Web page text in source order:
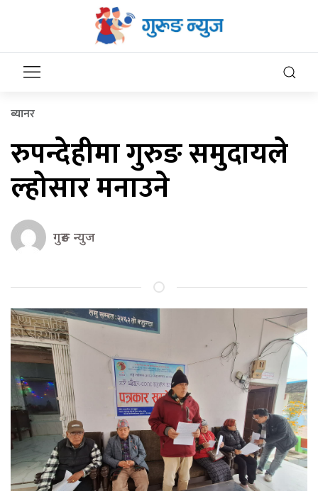
ब्यानर
रुपन्देहीमा गुरुङ समुदायले
ल्होसार मनाउने
गुरुङ न्युज